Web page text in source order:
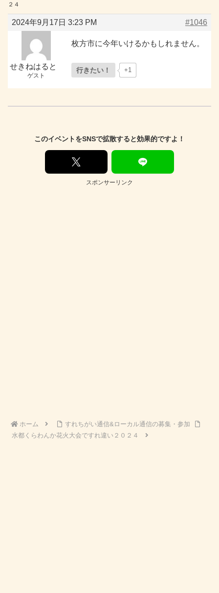
２４
2024年9月17日 3:23 PM #1046
せきねはると
ゲスト
枚方市に今年いけるかもしれません。
行きたい！ +1
このイベントをSNSで拡散すると効果的ですよ！
スポンサーリンク
ホーム
すれちがい通信&ローカル通信の募集・参加
水都くらわんか花火大会ですれ違い２０２４